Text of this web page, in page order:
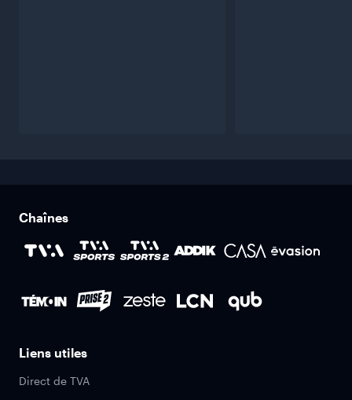
Chaînes
Liens utiles
Direct de TVA